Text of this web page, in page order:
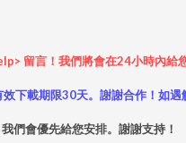
留言！我們將會在24小時內給
下載期限30天。謝謝合作！如
們會優先給您安排。謝謝支持！